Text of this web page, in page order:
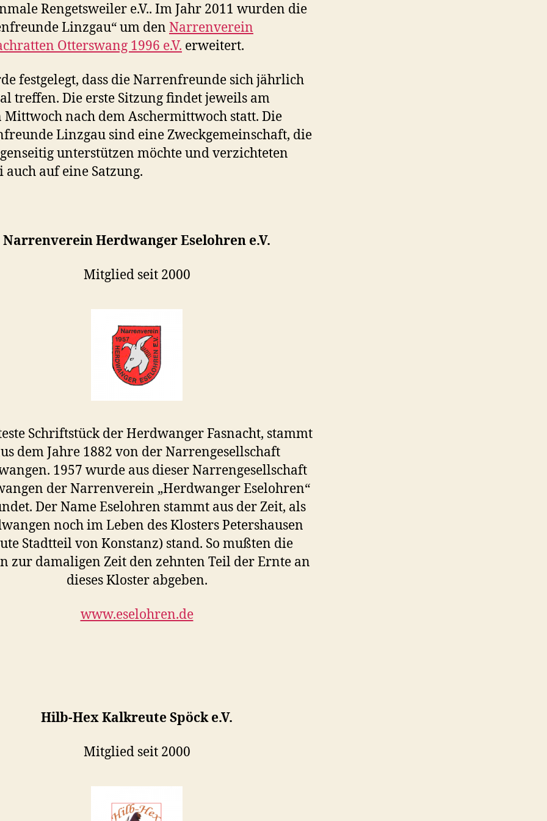
Rengetsweiler e.V.. Im Jahr 2011 wurden die
Linzgau“ um den Narrenverein
Otterswang 1996 e.V. erweitert.
festgelegt, dass die Narrenfreunde sich jährlich
treffen. Die erste Sitzung findet jeweils am
nach dem Aschermittwoch statt. Die
Linzgau sind eine Zweckgemeinschaft, die
unterstützen möchte und verzichteten
auch auf eine Satzung.
Narrenverein Herdwanger Eselohren e.V.
Mitglied seit 2000
Schriftstück der Herdwanger Fasnacht, stammt
dem Jahre 1882 von der Narrengesellschaft
1957 wurde aus dieser Narrengesellschaft
der Narrenverein „Herdwanger Eselohren“
Der Name Eselohren stammt aus der Zeit, als
noch im Leben des Klosters Petershausen
Stadtteil von Konstanz) stand. So mußten die
zur damaligen Zeit den zehnten Teil der Ernte an
dieses Kloster abgeben.
www.eselohren.de
Hilb-Hex Kalkreute Spöck e.V.
Mitglied seit 2000